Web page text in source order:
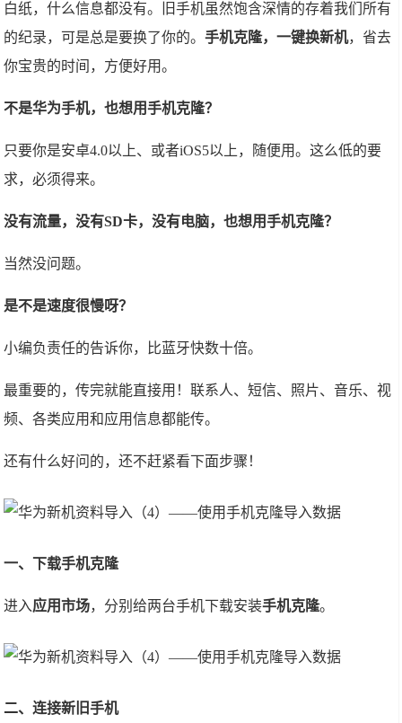
白纸，什么信息都没有。旧手机虽然饱含深情的存着我们所有
的纪录，可是总是要换了你的。手机克隆，一键换新机，省去
你宝贵的时间，方便好用。
不是华为手机，也想用手机克隆？
只要你是安卓4.0以上、或者iOS5以上，随便用。这么低的要
求，必须得来。
没有流量，没有SD卡，没有电脑，也想用手机克隆？
当然没问题。
是不是速度很慢呀？
小编负责任的告诉你，比蓝牙快数十倍。
最重要的，传完就能直接用！联系人、短信、照片、音乐、视
频、各类应用和应用信息都能传。
还有什么好问的，还不赶紧看下面步骤！
一、下载手机克隆
进入应用市场，分别给两台手机下载安装手机克隆。
二、连接新旧手机